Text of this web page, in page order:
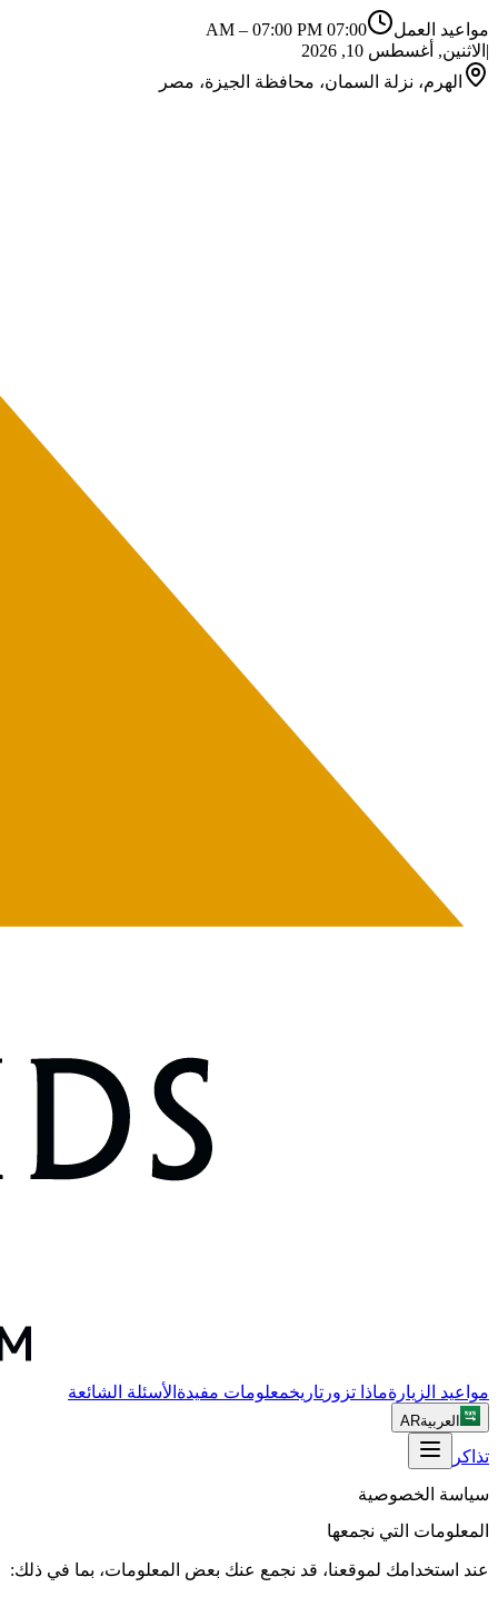
مواعيد العمل 07:00 AM
– 07:00 PM
| الاثنين, أغسطس 10, 2026
الهرم، نزلة السمان، محافظة الجيزة، مصر
مواعيد الزيارةماذا تزور تاريخمعلومات مفيدة الأسئلة الشائعة
العربيةAR
تذاكر
سياسة الخصوصية
المعلومات التي نجمعها
عند استخدامك لموقعنا، قد نجمع عنك بعض المعلومات، بما في ذلك: